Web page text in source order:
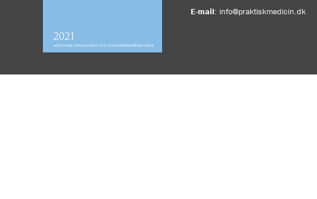
E-mail: info@praktiskmedicin.dk